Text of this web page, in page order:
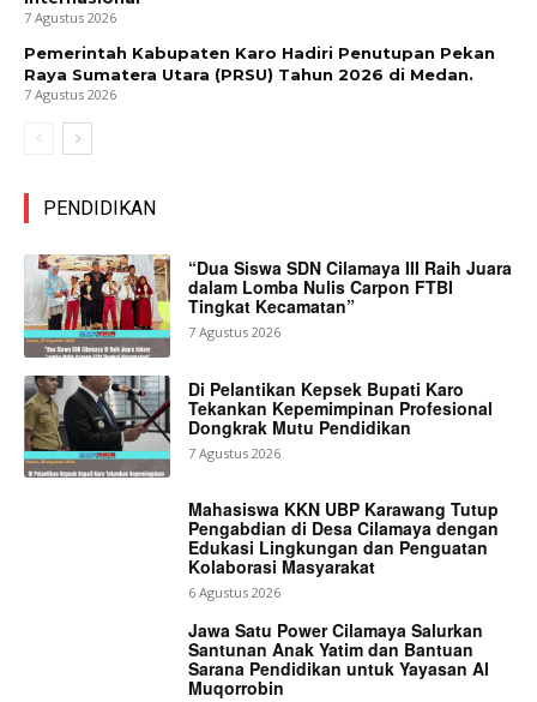
7 Agustus 2026
Pemerintah Kabupaten Karo Hadiri Penutupan Pekan
Raya Sumatera Utara (PRSU) Tahun 2026 di Medan.
7 Agustus 2026
PENDIDIKAN
“Dua Siswa SDN Cilamaya III Raih Juara
dalam Lomba Nulis Carpon FTBI
Tingkat Kecamatan”
7 Agustus 2026
Di Pelantikan Kepsek Bupati Karo
Tekankan Kepemimpinan Profesional
Dongkrak Mutu Pendidikan
7 Agustus 2026
Mahasiswa KKN UBP Karawang Tutup
Pengabdian di Desa Cilamaya dengan
Edukasi Lingkungan dan Penguatan
Kolaborasi Masyarakat
6 Agustus 2026
Jawa Satu Power Cilamaya Salurkan
Santunan Anak Yatim dan Bantuan
Sarana Pendidikan untuk Yayasan Al
Muqorrobin